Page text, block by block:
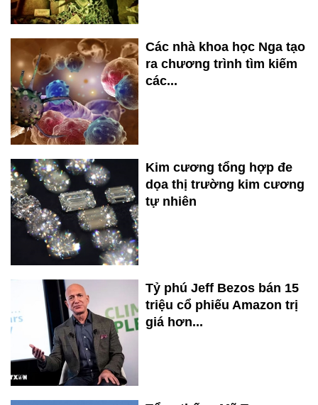
Các nhà khoa học Nga tạo
ra chương trình tìm kiếm
các...
Kim cương tổng hợp đe
dọa thị trường kim cương
tự nhiên
Tỷ phú Jeff Bezos bán 15
triệu cổ phiếu Amazon trị
giá hơn...